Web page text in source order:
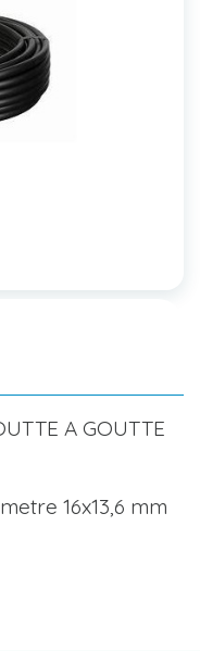
A GOUTTE
16x13,6 mm